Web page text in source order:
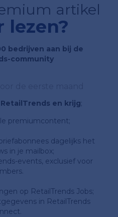
artikel
lezen?
bedrijven aan bij de
community
en krijg;
premiumcontent;
dagelijks het
in je mailbox;
events, exclusief voor
op RetailTrends Jobs;
in RetailTrends